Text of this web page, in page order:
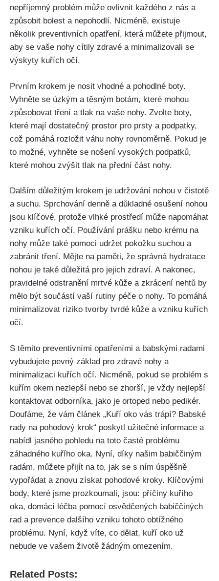
nepříjemný problém může ovlivnit každého z ⁣nás a
‍způsobit bolest a nepohodlí.‌ Nicméně, existuje
několik preventivních opatření, která můžete přijmout,
aby se vaše nohy ​cítily zdravé a minimalizovali se
výskyty ​kuřích​ očí.
Prvním krokem ‍je nosit vhodné a pohodlné boty.⁣
Vyhněte se úzkým a ‍těsným ⁣botám,‌ které mohou
způsobovat tření ⁢a tlak na vaše nohy. Zvolte boty,
které mají ⁣dostatečný prostor​ pro prsty​ a⁣ podpatky,
což pomáhá⁤ rozložit váhu‍ nohy rovnoměrně. ⁤Pokud je
‍to ‍možné, vyhněte se ⁢nošení ⁢vysokých podpatků,
které‍ mohou zvýšit tlak na přední část nohy.
Dalším důležitým krokem ​je udržování nohou ​v čistotě
a⁤ suchu.⁣ Sprchování denně ​a důkladné osušení nohou
jsou klíčové, protože vlhké prostředí může napomáhat
vzniku kuřích⁣ očí. Používání prášku ‍nebo krému na
nohy⁣ může také pomoci udržet pokožku suchou a
‍zabránit tření. Mějte ⁤na paměti, že správná‌ hydratace‍
nohou je ​také důležitá ​pro⁣ jejich zdraví. A nakonec,
pravidelné odstranění mrtvé kůže a​ zkrácení nehtů by
mělo být součástí vaší ​rutiny ​péče⁣ o‍ nohy. To ​pomáhá
minimalizovat ⁢riziko tvorby tvrdé kůže⁢ a vzniku⁣ kuřích
očí.
S těmito preventivními ⁢opatřeními a babskými ‌radami
vybudujete pevný základ pro ⁢zdravé⁢ nohy a
minimalizaci⁣ kuřích‌ očí. Nicméně, pokud ⁤se problém s
kuřím okem nezlepší nebo se zhorší, ‍je vždy⁢ nejlepší
kontaktovat odborníka, jako je ortoped nebo pedikér.
Doufáme, že vám článek​ „Kuří oko ‍vás trápí? Babské‌
rady na pohodový krok“ poskytl užitečné‌ informace a
nabídl jasného pohledu na toto časté problému
záhadného kuřího oka. Nyní, díky našim babiččiným
radám, ⁣můžete přijít na to, jak se s ‍ním úspěšně
‌vypořádat ‌a ⁢znovu získat pohodové kroky. Klíčovými
body, které⁢ jsme prozkoumali,‍ jsou:⁤ příčiny kuřího
oka, domácí léčba pomocí​ osvědčených babiččiných⁢
rad a prevence dalšího ⁢vzniku tohoto obtížného ​
problému. Nyní, ​když​ víte, co dělat,​ kuří oko už
nebude ve vašem životě žádným omezením.
Related Posts: